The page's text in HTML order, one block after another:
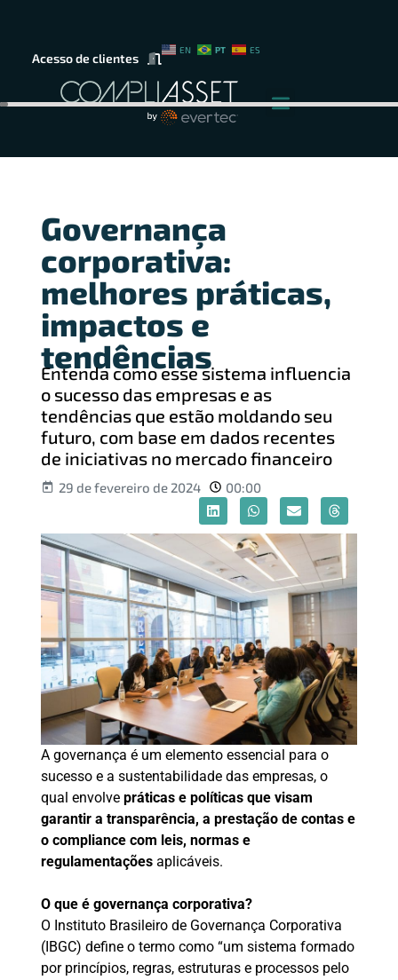
Acesso de clientes
EN PT ES
Governança
corporativa:
melhores práticas,
impactos e
tendências
Entenda como esse sistema influencia
o sucesso das empresas e as
tendências que estão moldando seu
futuro, com base em dados recentes
de iniciativas no mercado financeiro
29 de fevereiro de 2024 00:00
A governança é um elemento essencial para o
sucesso e a sustentabilidade das empresas, o
qual envolvepráticas e políticas que visam
garantir a transparência, a prestação de contas e
o compliance com leis, normas e
regulamentaçõesaplicáveis.
O que é governança corporativa?
O Instituto Brasileiro de Governança Corporativa
(IBGC) define o termo como “um sistema formado
por princípios, regras, estruturas e processos pelo